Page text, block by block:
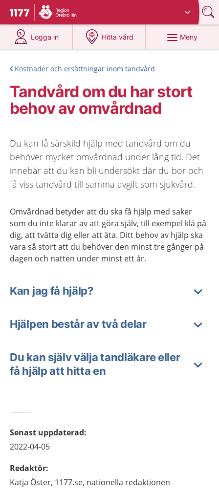
Till startsidan för 1177
Du har valt region
Logga in
på 1177.se
Hitta vård
på 1177.se
Meny
Kostnader och ersättningar inom tandvård
Tandvård om du har stort
behov av omvårdnad
Du kan få särskild hjälp med tandvård om du
behöver mycket omvårdnad under lång tid. Det
innebär att du kan bli undersökt där du bor och
få viss tandvård till samma avgift som sjukvård.
Omvårdnad betyder att du ska få hjälp med saker
som du inte klarar av att göra själv, till exempel klä på
dig, att tvätta dig eller att äta. Ditt behov av hjälp ska
vara så stort att du behöver den minst tre gånger på
dagen och natten under minst ett år.
Kan jag få hjälp?
Hjälpen består av två delar
Du kan själv välja tandläkare eller
få hjälp att hitta en
Senast uppdaterad:
2022-04-05
Redaktör:
Katja Öster, 1177.se, nationella redaktionen